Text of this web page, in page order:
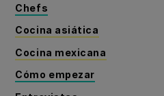
Chefs
Cocina asiática
Cocina mexicana
Cómo empezar